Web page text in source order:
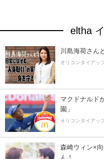
eltha
川島海荷さん
オリコンタイアッ
マクドナルド
園」
オリコンタイアッ
森崎ウィン×
ん！